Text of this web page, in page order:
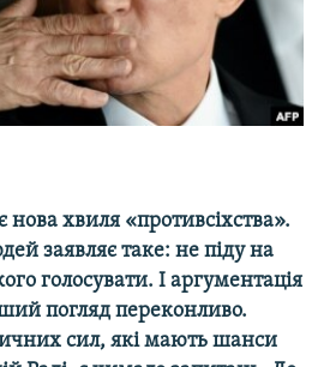
нова хвиля «противсіхства».
заявляє таке: не піду на
голосувати. І аргументація
погляд переконливо.
сил, які мають шанси